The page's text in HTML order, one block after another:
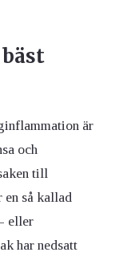
är
och
till
så kallad
eller
har nedsatt